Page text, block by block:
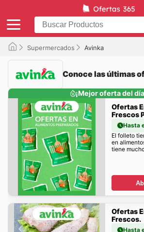
Supermercados Avinka
Conoce las últimas
¡Mejor oferta del
Ofertas
Frescos
Hasta
El folleto
en
tiene
Ofertas
Frescos.
Hasta